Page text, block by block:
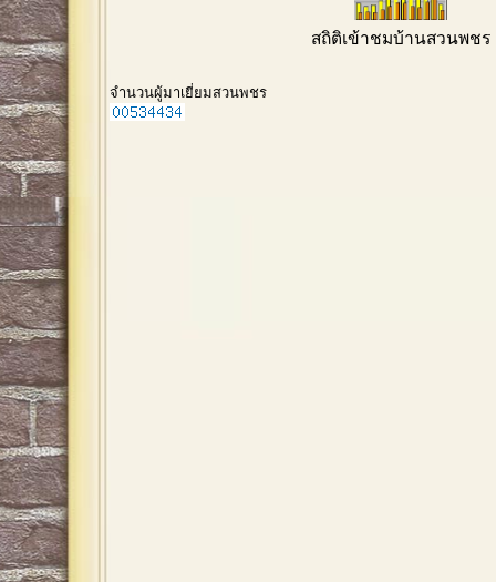
สถิติเข้าชมบ้านสวนพชร
จำนวนผู้มาเยี่ยมสวนพชร